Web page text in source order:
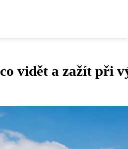
vidět a zažít při